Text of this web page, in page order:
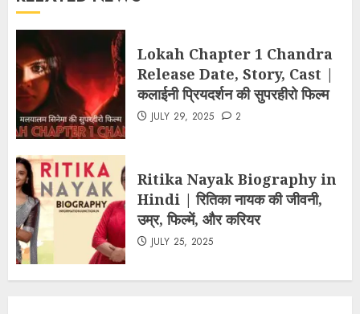
Lokah Chapter 1 Chandra
Release Date, Story, Cast |
कलाईनी प्रियदर्शन की सुपरहीरो फिल्म
JULY 29, 2025 2
Ritika Nayak Biography in
Hindi | रितिका नायक की जीवनी,
उम्र, फिल्में, और करियर
JULY 25, 2025